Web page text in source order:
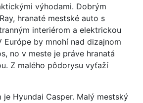
výhodami. Dobrým
hranaté mestské auto s
interiérom a elektrickou
Európe by mnohí nad dizajnom
no v meste je práve hranatá
Z malého pôdorysu vyťaží
je Hyundai Casper. Malý mestský